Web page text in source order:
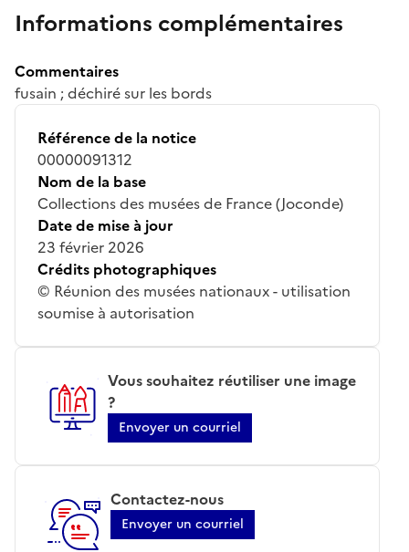
Informations complémentaires
Commentaires
fusain ; déchiré sur les bords
Référence de la notice
00000091312
Nom de la base
Collections des musées de France (Joconde)
Date de mise à jour
23 février 2026
Crédits photographiques
© Réunion des musées nationaux - utilisation
soumise à autorisation
Vous souhaitez réutiliser une image
?
Envoyer un courriel
Contactez-nous
Envoyer un courriel